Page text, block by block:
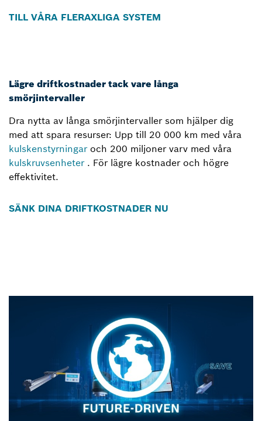
TILL VÅRA FLERAXLIGA SYSTEM
Lägre driftkostnader tack vare långa
smörjintervaller
Dra nytta av långa smörjintervaller som hjälper dig
med att spara resurser: Upp till 20 000 km med våra
kulskenstyrningaroch 200 miljoner varv med våra
kulskruvsenheter. För lägre kostnader och högre
effektivitet.
SÄNK DINA DRIFTKOSTNADER NU